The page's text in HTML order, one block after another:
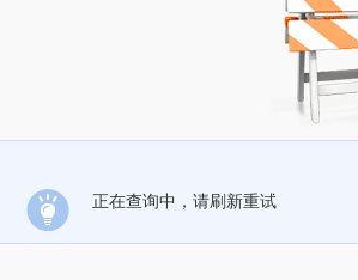
正在查询中，请刷新重试